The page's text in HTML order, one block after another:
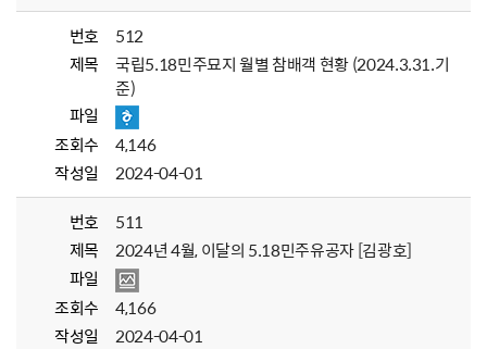
번호
512
제목
국립5.18민주묘지 월별 참배객 현황 (2024.3.31.기
준)
파일
조회수
4,146
작성일
2024-04-01
번호
511
제목
2024년 4월, 이달의 5.18민주유공자 [김광호]
파일
조회수
4,166
작성일
2024-04-01